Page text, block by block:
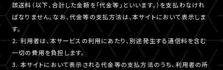
該送料（以下、合計した金額を「代金等」といいます。）を支払わなけれ
ばなりません。なお、代金等の支払方法は、本サイトにおいて表示しま
す。
2. 利用者は、本サービスの利用にあたり、別途発生する通信料を含む
一切の費用を負担します。
3. 本サイトにおいて表示される代金等の支払方法のうち、利用者の所